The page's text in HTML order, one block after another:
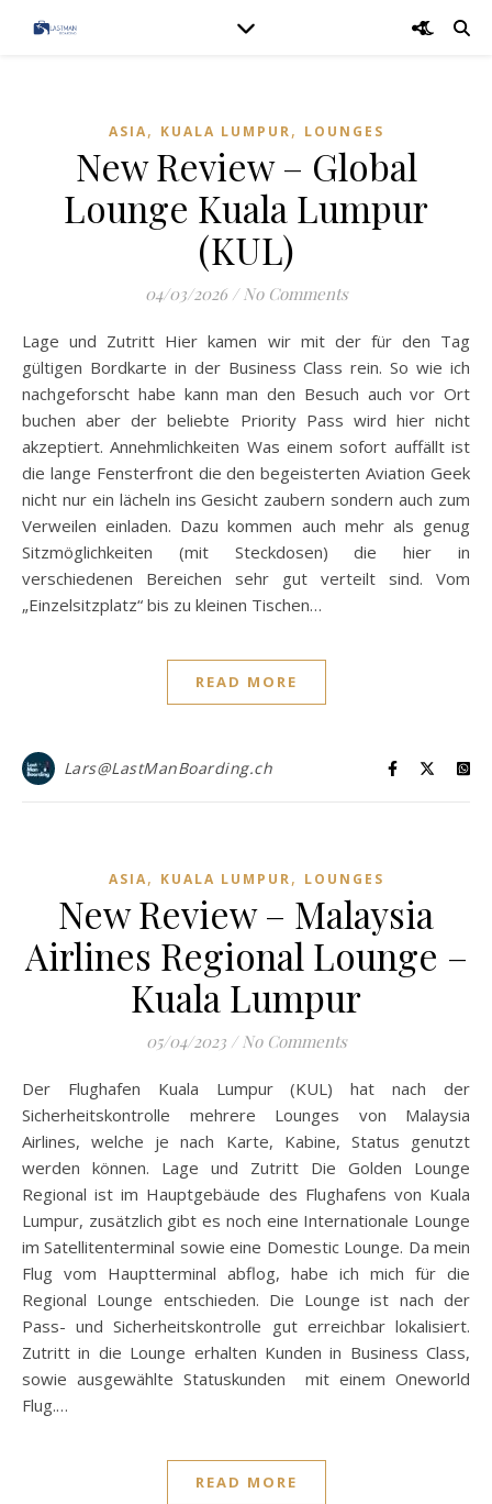
ASIA, KUALA LUMPUR, LOUNGES
New Review – Global
Lounge Kuala Lumpur
(KUL)
04/03/2026 / No Comments
Lage und Zutritt Hier kamen wir mit der für den Tag
gültigen Bordkarte in der Business Class rein. So wie ich
nachgeforscht habe kann man den Besuch auch vor Ort
buchen aber der beliebte Priority Pass wird hier nicht
akzeptiert. Annehmlichkeiten Was einem sofort auffällt ist
die lange Fensterfront die den begeisterten Aviation Geek
nicht nur ein lächeln ins Gesicht zaubern sondern auch zum
Verweilen einladen. Dazu kommen auch mehr als genug
Sitzmöglichkeiten (mit Steckdosen) die hier in
verschiedenen Bereichen sehr gut verteilt sind. Vom
„Einzelsitzplatz“ bis zu kleinen Tischen…
READ MORE
Lars@LastManBoarding.ch
ASIA, KUALA LUMPUR, LOUNGES
New Review – Malaysia
Airlines Regional Lounge –
Kuala Lumpur
05/04/2023 / No Comments
Der Flughafen Kuala Lumpur (KUL) hat nach der
Sicherheitskontrolle mehrere Lounges von Malaysia
Airlines, welche je nach Karte, Kabine, Status genutzt
werden können. Lage und Zutritt Die Golden Lounge
Regional ist im Hauptgebäude des Flughafens von Kuala
Lumpur, zusätzlich gibt es noch eine Internationale Lounge
im Satellitenterminal sowie eine Domestic Lounge. Da mein
Flug vom Hauptterminal abflog, habe ich mich für die
Regional Lounge entschieden. Die Lounge ist nach der
Pass- und Sicherheitskontrolle gut erreichbar lokalisiert.
Zutritt in die Lounge erhalten Kunden in Business Class,
sowie ausgewählte Statuskunden mit einem Oneworld
Flug.…
READ MORE